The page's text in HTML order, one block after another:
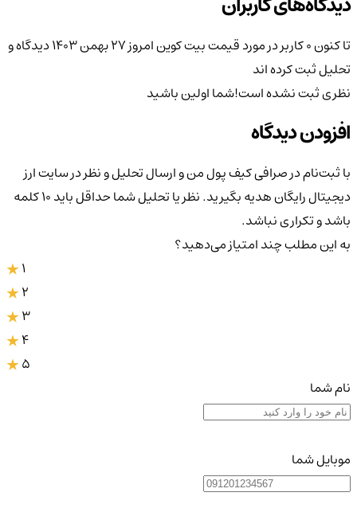
تا کنون 0 کاربر در مورد قیمت بیت کوین امروز ۲۷ بهمن ۱۴۰۳
دیدگاه و
تحلیل ثبت کرده اند
نظری ثبت نشده است!شما اولین باشید
افزودن دیدگاه
با ثبت‌نام در صرافی کیف پول من و ارسال تحلیل و نظر در سایت ارز
دیجیتال رایگان هدیه بگیرید. نظر یا تحلیل شما حداقل باید ۱۰ کلمه
باشد و تکراری نباشد.
به این مطلب چند امتیاز می‌دهید؟
3
4
5
نام شما
موبایل شما